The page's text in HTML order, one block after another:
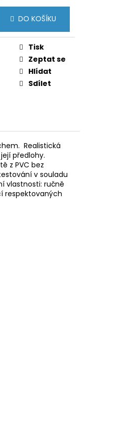
DO KOŠÍKU
Tisk
Zeptat se
Hlídat
Sdílet
Realistická
předlohy.
z PVC bez
v souladu
vlastnosti: ručně
respektovaných